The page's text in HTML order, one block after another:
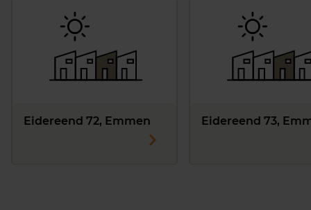
Eidereend 72, Emmen Eidereend 73,